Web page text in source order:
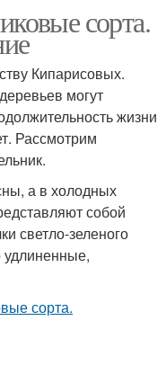
сорта.
Кипарисовых.
могут
жизни
Рассмотрим
а в холодных
собой
светло-зеленого
удлиненные,